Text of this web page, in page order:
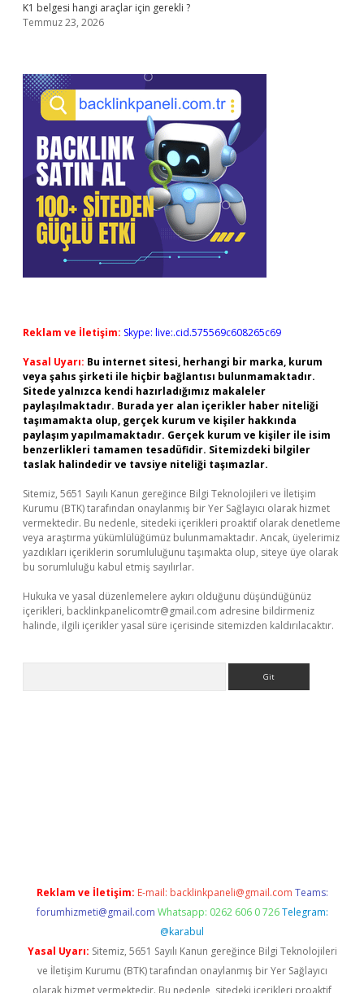
K1 belgesi hangi araçlar için gerekli ?
Temmuz 23, 2026
Reklam ve İletişim: Skype: live:.cid.575569c608265c69
Yasal Uyarı: Bu internet sitesi, herhangi bir marka, kurum
veya şahıs şirketi ile hiçbir bağlantısı bulunmamaktadır.
Sitede yalnızca kendi hazırladığımız makaleler
paylaşılmaktadır. Burada yer alan içerikler haber niteliği
taşımamakta olup, gerçek kurum ve kişiler hakkında
paylaşım yapılmamaktadır. Gerçek kurum ve kişiler ile isim
benzerlikleri tamamen tesadüfidir. Sitemizdeki bilgiler
taslak halindedir ve tavsiye niteliği taşımazlar.
Sitemiz, 5651 Sayılı Kanun gereğince Bilgi Teknolojileri ve İletişim
Kurumu (BTK) tarafından onaylanmış bir Yer Sağlayıcı olarak hizmet
vermektedir. Bu nedenle, sitedeki içerikleri proaktif olarak denetleme
veya araştırma yükümlülüğümüz bulunmamaktadır. Ancak, üyelerimiz
yazdıkları içeriklerin sorumluluğunu taşımakta olup, siteye üye olarak
bu sorumluluğu kabul etmiş sayılırlar.
Hukuka ve yasal düzenlemelere aykırı olduğunu düşündüğünüz
içerikleri, backlinkpanelicomtr@gmail.com adresine bildirmeniz
halinde, ilgili içerikler yasal süre içerisinde sitemizden kaldırılacaktır.
Reklam ve İletişim: E-mail: backlinkpaneli@gmail.com Teams:
forumhizmeti@gmail.com Whatsapp: 0262 606 0 726 Telegram:
@karabul
Yasal Uyarı: Sitemiz, 5651 Sayılı Kanun gereğince Bilgi Teknolojileri
ve İletişim Kurumu (BTK) tarafından onaylanmış bir Yer Sağlayıcı
olarak hizmet vermektedir. Bu nedenle, sitedeki içerikleri proaktif